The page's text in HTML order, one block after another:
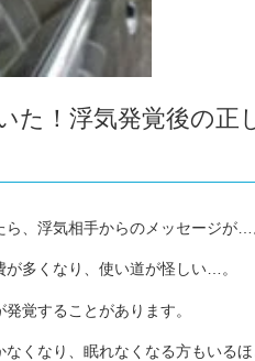
た！浮気発覚後の正
、浮気相手からのメッセージが…
多くなり、使い道が怪しい…。
覚することがあります。
くなり、眠れなくなる方もいるほ